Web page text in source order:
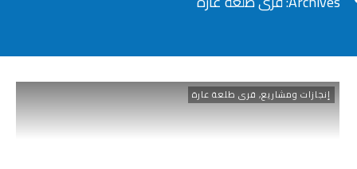
إنجازات ومشاريع, قرى طلعة عارة